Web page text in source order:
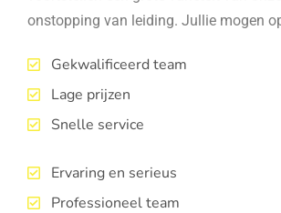
onstopping van leiding. Jullie mogen
Gekwalificeerd team
Lage prijzen
Snelle service
Ervaring en serieus
Professioneel team